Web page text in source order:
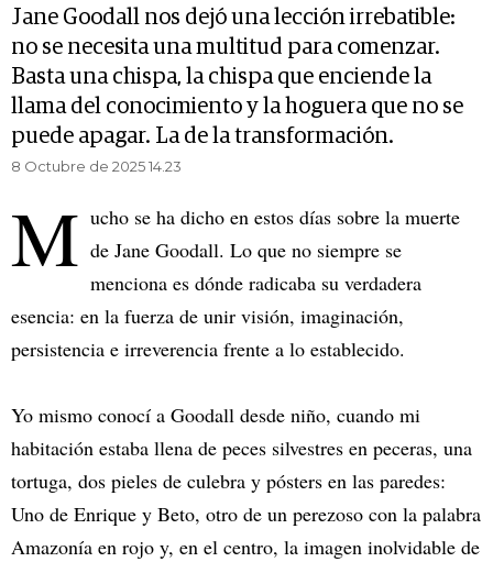
Jane Goodall nos dejó una lección irrebatible:
no se necesita una multitud para comenzar.
Basta una chispa, la chispa que enciende la
llama del conocimiento y la hoguera que no se
puede apagar. La de la transformación.
8 Octubre de 2025 14.23
M ucho se ha dicho en estos días sobre la muerte
de Jane Goodall. Lo que no siempre se
menciona es dónde radicaba su verdadera
esencia: en la fuerza de unir visión, imaginación,
persistencia e irreverencia frente a lo establecido.
Yo mismo conocí a Goodall desde niño, cuando mi
habitación estaba llena de peces silvestres en peceras, una
tortuga, dos pieles de culebra y pósters en las paredes:
Uno de Enrique y Beto, otro de un perezoso con la palabra
Amazonía en rojo y, en el centro, la imagen inolvidable de